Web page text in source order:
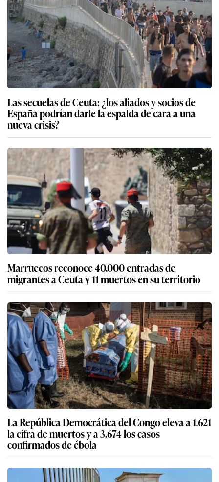
Las secuelas de Ceuta: ¿los aliados y socios de
España podrían darle la espalda de cara a una
nueva crisis?
Marruecos reconoce 40.000 entradas de
migrantes a Ceuta y 11 muertos en su territorio
La República Democrática del Congo eleva a 1.621
la cifra de muertos y a 3.674 los casos
confirmados de ébola